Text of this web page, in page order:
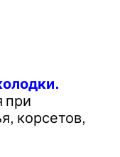
при
корсетов,